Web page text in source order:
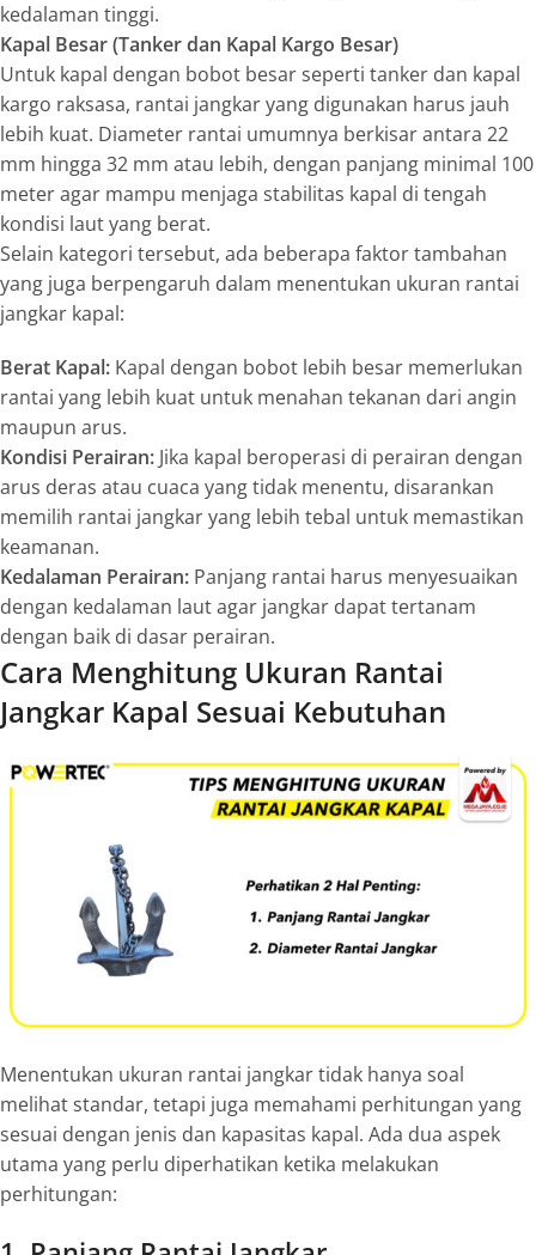
kedalaman tinggi.
Kapal Besar (Tanker dan Kapal Kargo Besar)
Untuk kapal dengan bobot besar seperti tanker dan kapal
kargo raksasa, rantai jangkar yang digunakan harus jauh
lebih kuat. Diameter rantai umumnya berkisar antara 22
mm hingga 32 mm atau lebih, dengan panjang minimal 100
meter agar mampu menjaga stabilitas kapal di tengah
kondisi laut yang berat.
Selain kategori tersebut, ada beberapa faktor tambahan
yang juga berpengaruh dalam menentukan ukuran rantai
jangkar kapal:
Berat Kapal: Kapal dengan bobot lebih besar memerlukan
rantai yang lebih kuat untuk menahan tekanan dari angin
maupun arus.
Kondisi Perairan: Jika kapal beroperasi di perairan dengan
arus deras atau cuaca yang tidak menentu, disarankan
memilih rantai jangkar yang lebih tebal untuk memastikan
keamanan.
Kedalaman Perairan: Panjang rantai harus menyesuaikan
dengan kedalaman laut agar jangkar dapat tertanam
dengan baik di dasar perairan.
Cara Menghitung Ukuran Rantai
Jangkar Kapal Sesuai Kebutuhan
Menentukan ukuran rantai jangkar tidak hanya soal
melihat standar, tetapi juga memahami perhitungan yang
sesuai dengan jenis dan kapasitas kapal. Ada dua aspek
utama yang perlu diperhatikan ketika melakukan
perhitungan: